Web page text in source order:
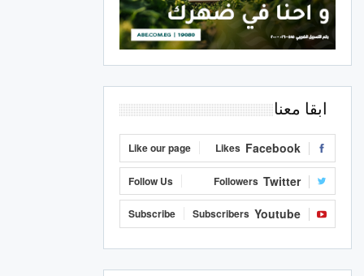
ابقا معنا
Facebook
Likes
Like our page
Twitter
Followers
Follow Us
Youtube
Subscribers
Subscribe